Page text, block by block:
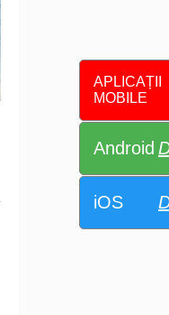
APLICAȚII
MOBILE
Android
iOS